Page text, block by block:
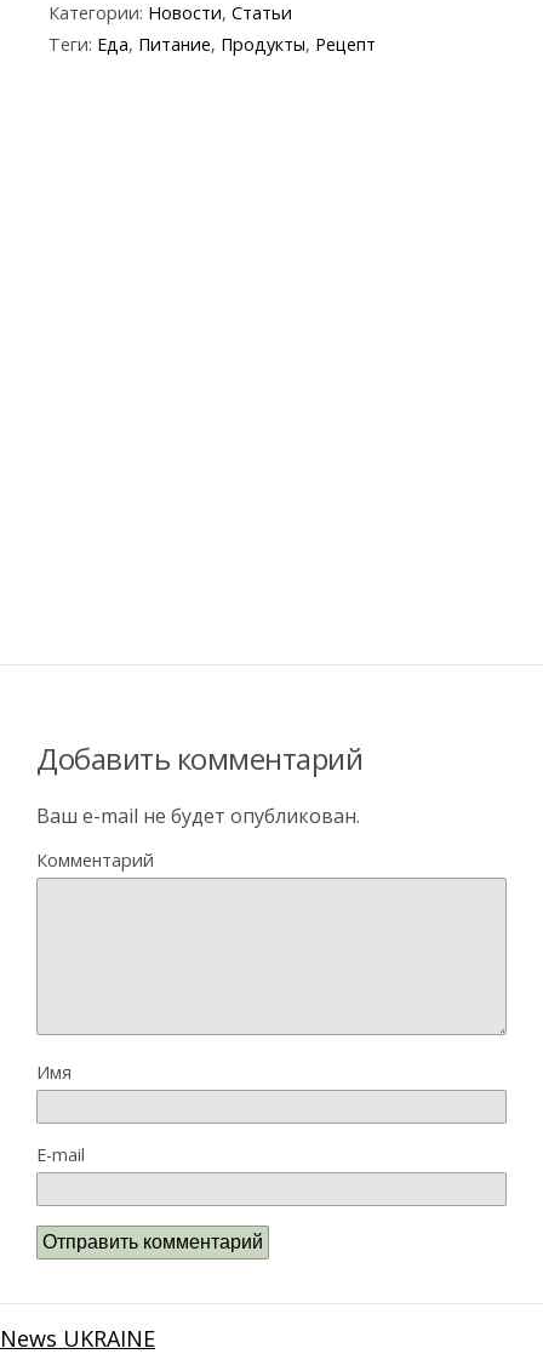
e itt
er
e er at
s
y t
Категории: Новости, Статьи
Теги: Еда, Питание, Продукты, Рецепт
Добавить комментарий
Ваш e-mail не будет опубликован.
Комментарий
Имя
E-mail
News UKRAINE